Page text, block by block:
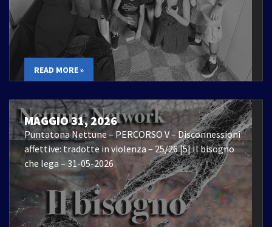
READ MORE »
MAGGIO 31, 2026
Puntatona Nettune – PERCORSO V – Disconnessioni
affettive: tradotte in violenza – 25/26 |5| Il bisogno
che lega – 31-05-2026